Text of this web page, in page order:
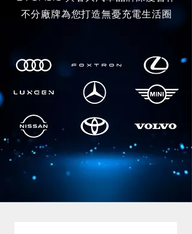
不分廠牌為您打造無憂充電生活圈